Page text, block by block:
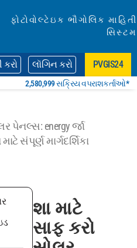
ફોટોવોલ્ટેઇક ભૌગોલિક માહિતી
સિસ્ટમ
કરો લૉગિન કરો PVGIS24
2,580,999 સક્રિય વપરાશકર્તાઓ*
પેનલ્સ: energy ર્જા
સંપૂર્ણ માર્ગદર્શિકા
શા માટે
સાફ કરો